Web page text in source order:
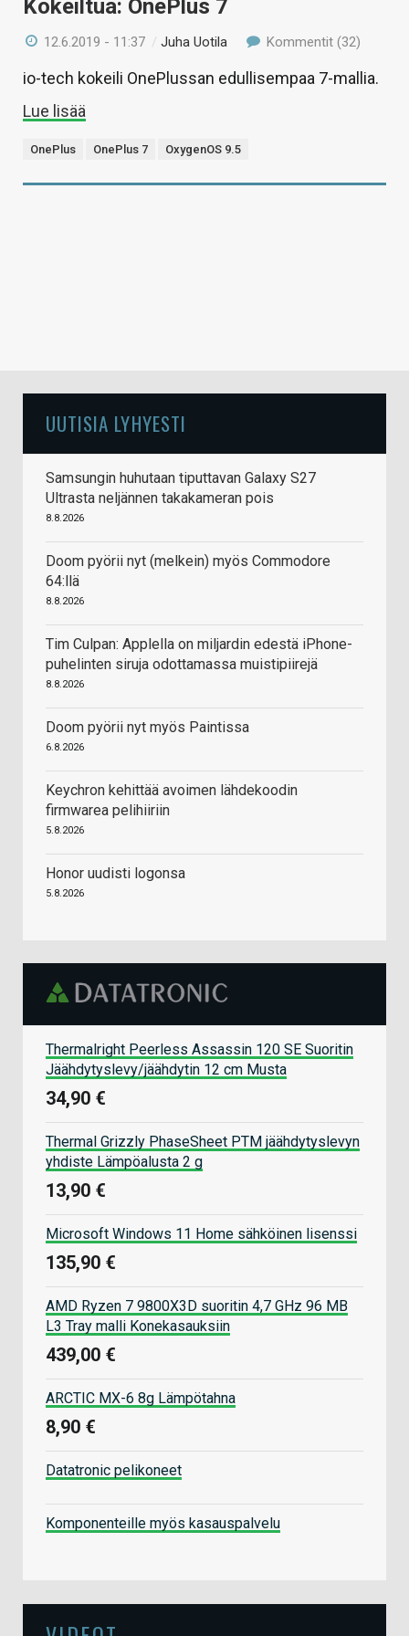
Kokeiltua: OnePlus 7
12.6.2019 - 11:37 /Juha Uotila Kommentit (32)
io-tech kokeili OnePlussan edullisempaa 7-mallia.
Lue lisää
OnePlus OnePlus 7 OxygenOS 9.5
UUTISIA LYHYESTI
Samsungin huhutaan tiputtavan Galaxy S27
Ultrasta neljännen takakameran pois
8.8.2026
Doom pyörii nyt (melkein) myös Commodore
64:llä
8.8.2026
Tim Culpan: Applella on miljardin edestä iPhone-
puhelinten siruja odottamassa muistipiirejä
8.8.2026
Doom pyörii nyt myös Paintissa
6.8.2026
Keychron kehittää avoimen lähdekoodin
firmwarea pelihiiriin
5.8.2026
Honor uudisti logonsa
5.8.2026
Thermalright Peerless Assassin 120 SE Suoritin
Jäähdytyslevy/jäähdytin 12 cm Musta
34,90 €
Thermal Grizzly PhaseSheet PTM jäähdytyslevyn
yhdiste Lämpöalusta 2 g
13,90 €
Microsoft Windows 11 Home sähköinen lisenssi
135,90 €
AMD Ryzen 7 9800X3D suoritin 4,7 GHz 96 MB
L3 Tray malli Konekasauksiin
439,00 €
ARCTIC MX-6 8g Lämpötahna
8,90 €
Datatronic pelikoneet
Komponenteille myös kasauspalvelu